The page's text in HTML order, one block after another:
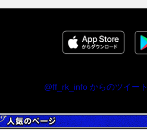
@ff_rk_info からのツイート